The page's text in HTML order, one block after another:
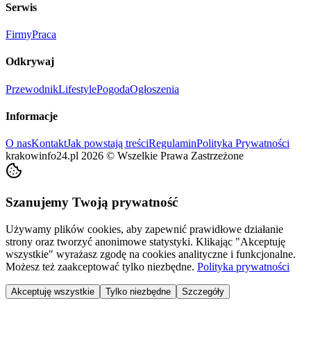
Serwis
FirmyPraca
Odkrywaj
PrzewodnikLifestylePogodaOgłoszenia
Informacje
O nasKontaktJak powstają treściRegulaminPolityka Prywatności
krakowinfo24.pl 2026 © Wszelkie Prawa Zastrzeżone
Szanujemy Twoją prywatność
Używamy plików cookies, aby zapewnić prawidłowe działanie
strony oraz tworzyć anonimowe statystyki. Klikając "Akceptuję
wszystkie" wyrażasz zgodę na cookies analityczne i funkcjonalne.
Możesz też zaakceptować tylko niezbędne. Polityka prywatności
Akceptuję wszystkie Tylko niezbędne Szczegóły